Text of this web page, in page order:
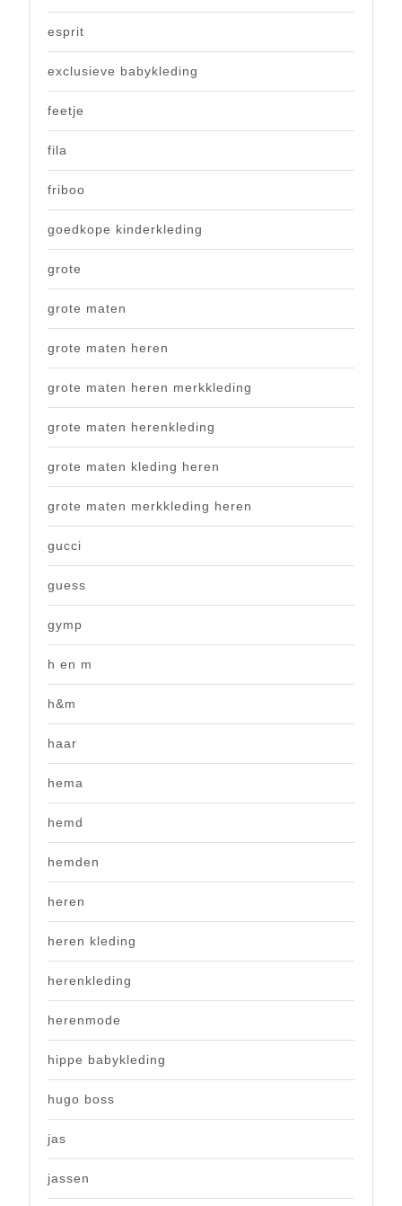
esprit
exclusieve babykleding
feetje
fila
friboo
goedkope kinderkleding
grote
grote maten
grote maten heren
grote maten heren merkkleding
grote maten herenkleding
grote maten kleding heren
grote maten merkkleding heren
gucci
guess
gymp
h en m
h&m
haar
hema
hemd
hemden
heren
heren kleding
herenkleding
herenmode
hippe babykleding
hugo boss
jas
jassen